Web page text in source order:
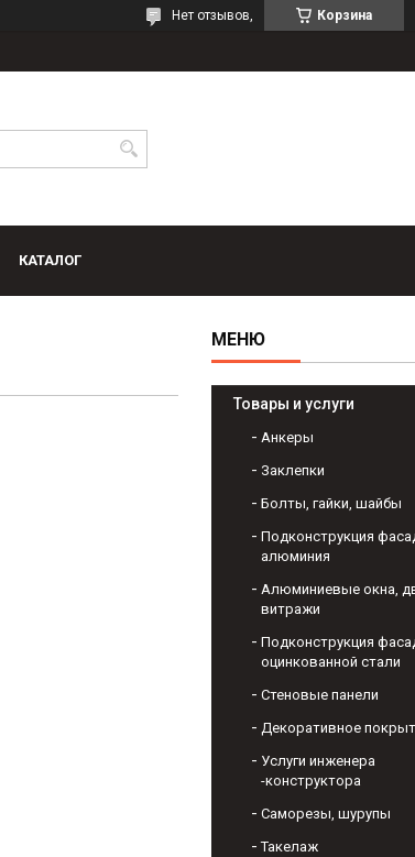
Корзина
Нет отзывов,
КАТАЛОГ
Товары и услуги
Анкеры
Заклепки
Болты, гайки, шайбы
Подконструкция
алюминия
Алюминиевые окна,
витражи
Подконструкция
оцинкованной стали
Стеновые панели
Декоративное
Услуги инженера
-конструктора
Саморезы, шурупы
Такелаж